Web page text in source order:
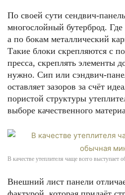
По своей сути сендвич-
многослойный бутерброд. Где
а по бокам металлический
Такие блоки скрепляются с
пресса, скреплять элементы
нужно. Сип или сэндвич-
оставляет зазоров за счёт
пористой структуры
выборе качественного
В качестве утеплителя чаще всего выступает
Внешний лист панели